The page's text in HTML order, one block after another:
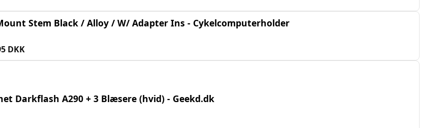
Stem Black / Alloy / W/ Adapter Ins - Cykelcomputerholder
DKK
Darkflash A290 + 3 Blæsere (hvid) - Geekd.dk